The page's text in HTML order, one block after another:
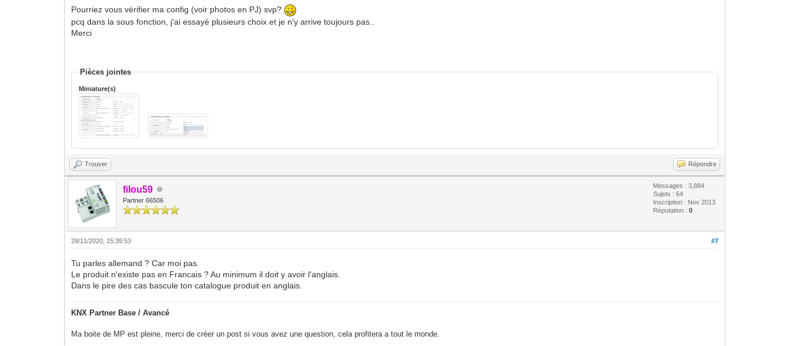
Pourriez vous vérifier ma config (voir photos en PJ) svp?
pcq dans la sous fonction, j'ai essayé plusieurs choix et je n'y arrive toujours pas..
Merci
Pièces jointes
Miniature(s)
Trouver Répondre
filou59
Partner 66506
Messages : 3,884
Sujets : 64
Inscription : Nov 2013
Réputation :0
#7
28/11/2020, 15:39:53
Tu parles allemand ? Car moi pas.
Le produit n'existe pas en Francais ? Au minimum il doit y avoir l'anglais.
Dans le pire des cas bascule ton catalogue produit en anglais.
KNX Partner Base / Avancé
Ma boite de MP est pleine, merci de créer un post si vous avez une question, cela profitera a tout le monde.